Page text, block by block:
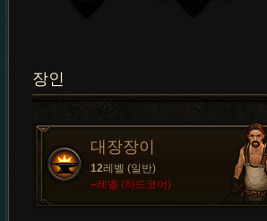
장인
대장장이
12레벨 (일반)
–레벨 (하드코어)